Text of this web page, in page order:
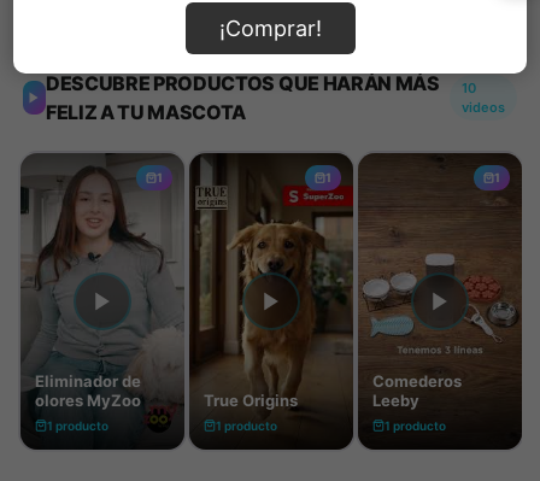
Información de envío
¡Comprar!